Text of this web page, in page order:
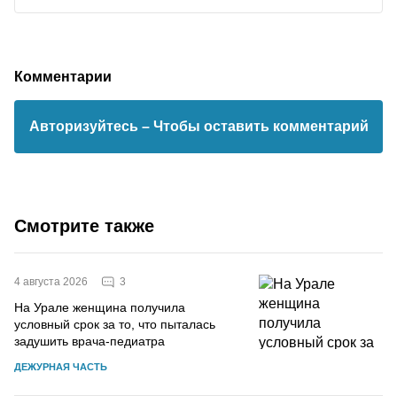
Комментарии
Авторизуйтесь – Чтобы оставить комментарий
Смотрите также
4 августа 2026 3
На Урале женщина получила
условный срок за то, что пыталась
задушить врача-педиатра
ДЕЖУРНАЯ ЧАСТЬ